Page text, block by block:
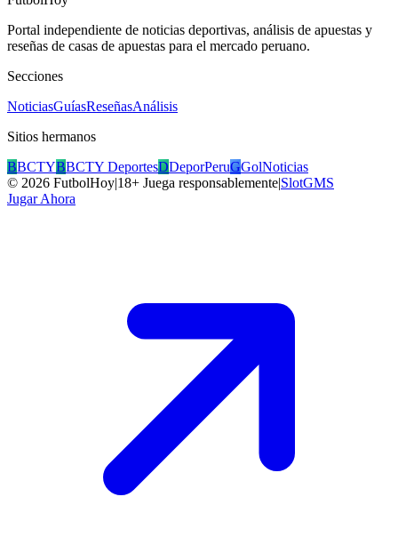
Portal independiente de noticias deportivas, análisis de apuestas y
reseñas de casas de apuestas para el mercado peruano.
Secciones
NoticiasGuíasReseñasAnálisis
Sitios hermanos
BBCTYBBCTY DeportesDDeporPeruGGolNoticias
© 2026 FutbolHoy|18+ Juega responsablemente|SlotGMS
Jugar Ahora